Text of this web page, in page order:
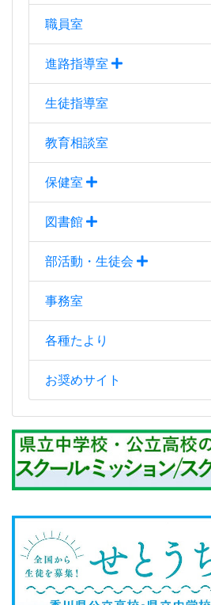
職員室
進路指導室
生徒指導室
教育相談室
保健室
図書館
部活動・生徒会
事務室
各種たより
お奨めサイト